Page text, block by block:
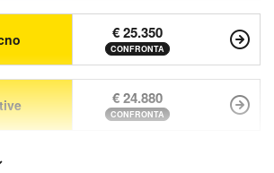
€ 25.350
CONFRONTA
€ 24.880
CONFRONTA